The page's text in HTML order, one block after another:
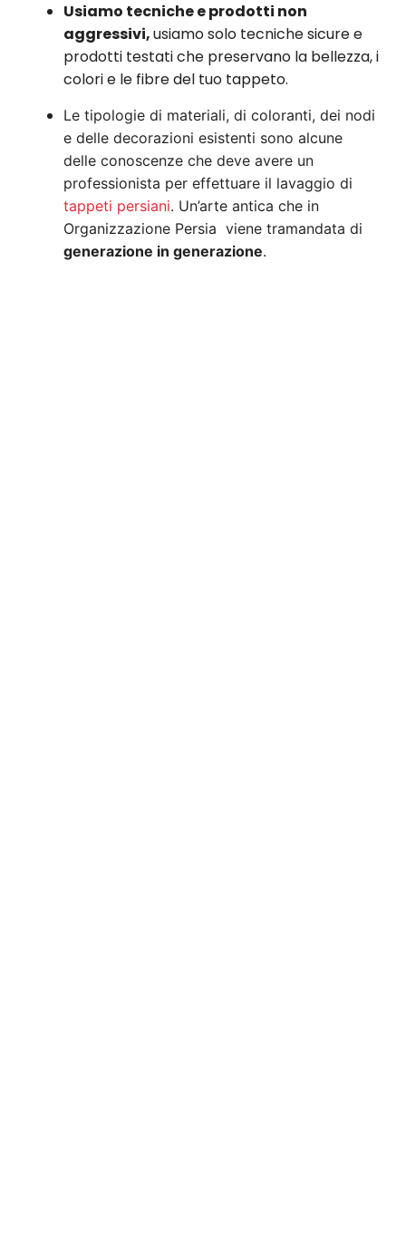
Usiamo tecniche e prodotti non
aggressivi,usiamo solo tecniche sicure e
prodotti testati che preservano la bellezza, i
colori e le fibre del tuo tappeto.
Le tipologie di materiali, di coloranti, dei nodi
e delle decorazioni esistenti sono alcune
delle conoscenze che deve avere un
professionista per effettuare il lavaggio di
tappeti persiani. Un’arte antica che in
Organizzazione Persia viene tramandata di
generazione in generazione.